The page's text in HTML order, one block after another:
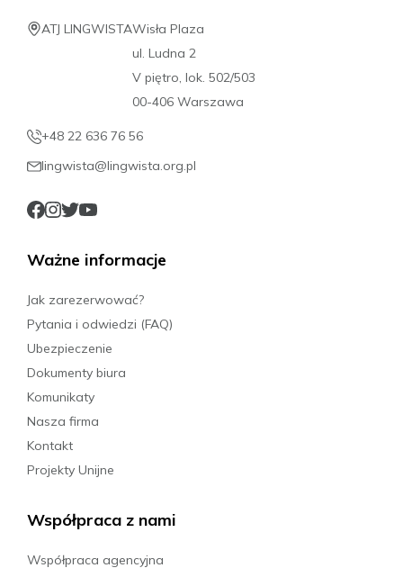
ATJ LINGWISTAWisła Plaza
ul. Ludna 2
V piętro, lok. 502/503
00-406 Warszawa
+48 22 636 76 56
lingwista@lingwista.org.pl
Ważne informacje
Jak zarezerwować?
Pytania i odwiedzi (FAQ)
Ubezpieczenie
Dokumenty biura
Komunikaty
Nasza firma
Kontakt
Projekty Unijne
Współpraca z nami
Współpraca agencyjna